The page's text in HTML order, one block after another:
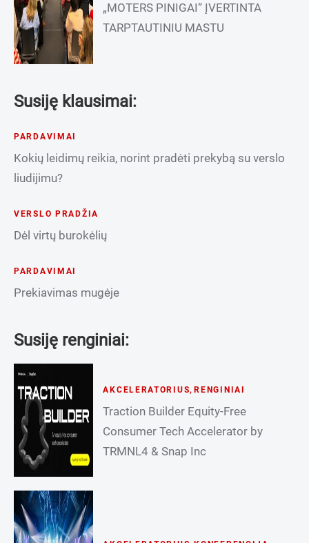
„MOTERS PINIGAI“ ĮVERTINTA
TARPTAUTINIU MASTU
Susiję klausimai:
PARDAVIMAI
Kokių leidimų reikia, norint pradėti prekybą su verslo
liudijimu?
VERSLO PRADŽIA
Dėl virtų burokėlių
PARDAVIMAI
Prekiavimas mugėje
Susiję renginiai:
AKCELERATORIUS, RENGINIAI
Traction Builder Equity-Free
Consumer Tech Accelerator by
TRMNL4 & Snap Inc